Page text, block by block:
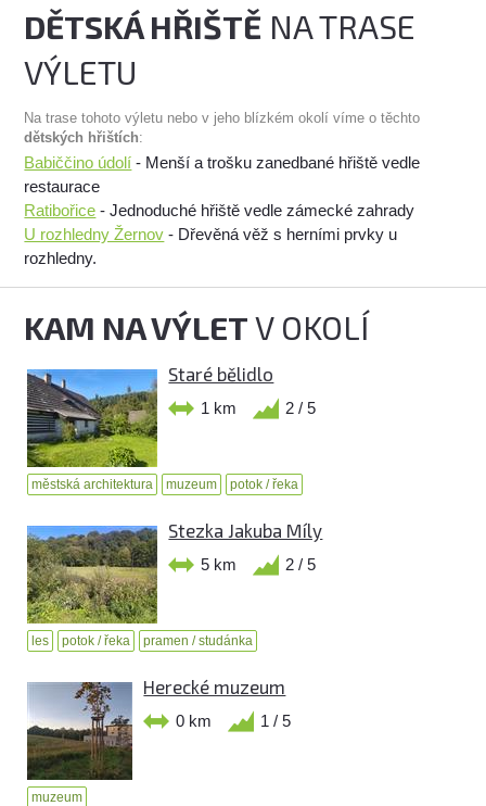
DĚTSKÁ HŘIŠTĚ NA TRASE
VÝLETU
Na trase tohoto výletu nebo v jeho blízkém okolí víme o těchto
dětských hřištích:
Babiččino údolí - Menší a trošku zanedbané hřiště vedle
restaurace
Ratibořice - Jednoduché hřiště vedle zámecké zahrady
U rozhledny Žernov - Dřevěná věž s herními prvky u
rozhledny.
KAM NA VÝLETV OKOLÍ
Staré bělidlo
1 km 2 / 5
městská architektura muzeum potok / řeka
Stezka Jakuba Míly
5 km 2 / 5
les potok / řeka pramen / studánka
Herecké muzeum
0 km 1 / 5
muzeum